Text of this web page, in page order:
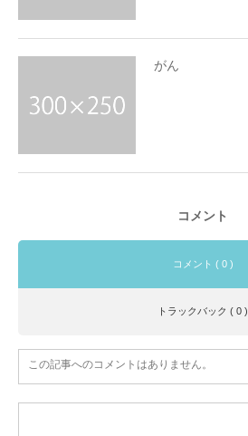
がん
コメント
コメント ( 0 )
トラックバック ( 0 )
この記事へのコメントはありません。